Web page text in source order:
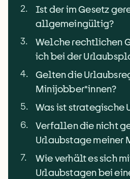
2.
Ist der im Gesetz
allgemeingültig?
3.
Welche rechtlichen
ich bei der
4.
Gelten die
Minijobber*innen?
5.
Was ist strategische
6.
Verfallen die nicht
Urlaubstage meiner
7.
Wie verhält es sich
Urlaubstagen bei